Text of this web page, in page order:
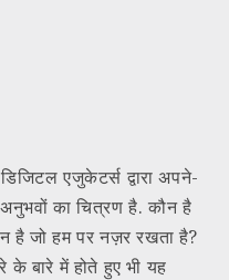
एजुकेटर्स द्वारा अपने-
का चित्रण है. कौन है
है जो हम पर नज़र रखता है?
बारे में होते हुए भी यह